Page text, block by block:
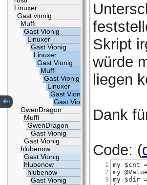
Skript
würde
liegen
Dank
Code: (
1
2
3
my $cnt
my
my $dir
Linuxer
Gast vionig
Muffi
Gast Vionig
Linuxer
Gast Vionig
Linuxer
Gast Vionig
Muffi
Gast Vionig
Linuxer
Gast Vionig
Gast Vionig
GwenDragon
Muffi
GwenDragon
Gast Vionig
Gast Vionig
hlubenow
Gast Vionig
hlubenow
hlubenow
Gast Vionig